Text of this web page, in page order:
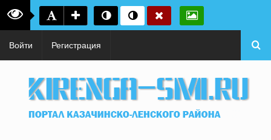
Войти Регистрация